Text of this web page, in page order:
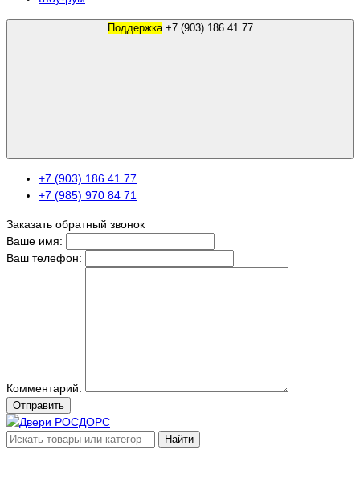
Поддержка +7 (903) 186 41 77
+7 (903) 186 41 77
+7 (985) 970 84 71
Заказать обратный звонок
Ваше имя:
Ваш телефон:
Комментарий:
Отправить
Найти